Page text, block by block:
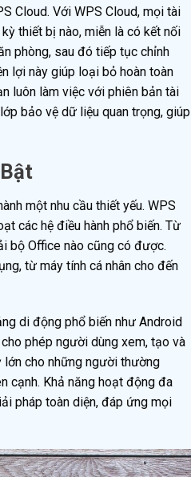
Cloud. Với WPS Cloud, mọi tài
thiết bị nào, miễn là có kết nối
phòng, sau đó tiếp tục chỉnh
lợi này giúp loại bỏ hoàn toàn
luôn làm việc với phiên bản tài
bảo vệ dữ liệu quan trọng, giúp
một nhu cầu thiết yếu. WPS
các hệ điều hành phổ biến. Từ
bộ Office nào cũng có được.
từ máy tính cá nhân cho đến
di động phổ biến như Android
phép người dùng xem, tạo và
lớn cho những người thường
cạnh. Khả năng hoạt động đa
pháp toàn diện, đáp ứng mọi